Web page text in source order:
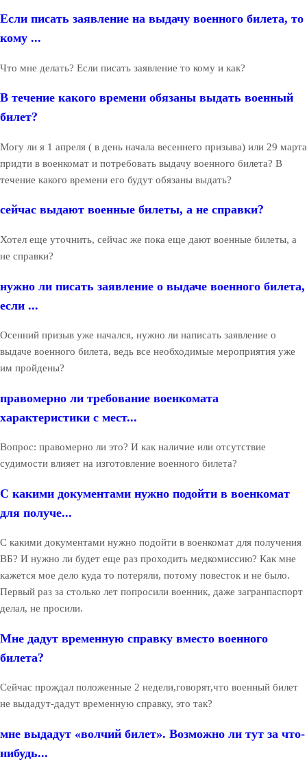
Если писать заявление на выдачу военного билета, то
кому ...
Что мне делать? Если писать заявление то кому и как?
В течение какого времени обязаны выдать военный
билет?
Могу ли я 1 апреля ( в день начала весеннего призыва) или 29 марта
придти в военкомат и потребовать выдачу военного билета? В
течение какого времени его будут обязаны выдать?
сейчас выдают военные билеты, а не справки?
Хотел еще уточнить, сейчас же пока еще дают военные билеты, а
не справки?
нужно ли писать заявление о выдаче военного билета,
если ...
Осенний призыв уже начался, нужно ли написать заявление о
выдаче военного билета, ведь все необходимые мероприятия уже
им пройдены?
правомерно ли требование военкомата
характеристики с мест...
Вопрос: правомерно ли это? И как наличие или отсутствие
судимости влияет на изготовление военного билета?
С какими документами нужно подойти в военкомат
для получе...
С какими документами нужно подойти в военкомат для получения
ВБ? И нужно ли будет еще раз проходить медкомиссию? Как мне
кажется мое дело куда то потеряли, потому повесток и не было.
Первый раз за столько лет попросили военник, даже загранпаспорт
делал, не просили.
Мне дадут временную справку вместо военного
билета?
Сейчас прождал положенные 2 недели,говорят,что военный билет
не выдадут-дадут временную справку, это так?
мне выдадут «волчий билет». Возможно ли тут за что-
нибудь...